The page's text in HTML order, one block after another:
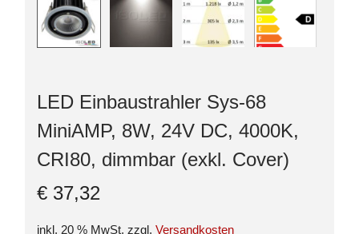
LED Einbaustrahler Sys-68
MiniAMP, 8W, 24V DC, 4000K,
CRI80, dimmbar (exkl. Cover)
€ 37,32
inkl. 20 % MwSt. zzgl. Versandkosten